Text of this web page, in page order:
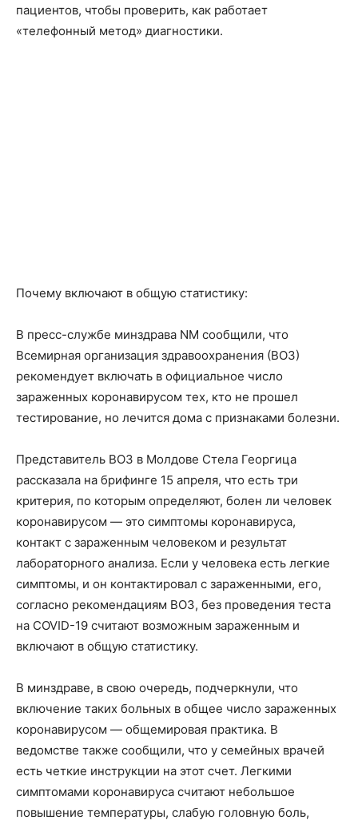
пациентов, чтобы проверить, как работает
«телефонный метод» диагностики.
Почему включают в общую статистику:
В пресс-службе минздрава NM сообщили, что
Всемирная организация здравоохранения (ВОЗ)
рекомендует включать в официальное число
зараженных коронавирусом тех, кто не прошел
тестирование, но лечится дома с признаками болезни.
Представитель ВОЗ в Молдове Стела Георгица
рассказала на брифинге 15 апреля, что есть три
критерия, по которым определяют, болен ли человек
коронавирусом — это симптомы коронавируса,
контакт с зараженным человеком и результат
лабораторного анализа. Если у человека есть легкие
симптомы, и он контактировал с зараженными, его,
согласно рекомендациям ВОЗ, без проведения теста
на COVID-19 считают возможным зараженным и
включают в общую статистику.
В минздраве, в свою очередь, подчеркнули, что
включение таких больных в общее число зараженных
коронавирусом — общемировая практика. В
ведомстве также сообщили, что у семейных врачей
есть четкие инструкции на этот счет. Легкими
симптомами коронавируса считают небольшое
повышение температуры, слабую головную боль,